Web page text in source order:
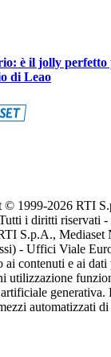
è il jolly
di Leao
© 1999-2026 RTI
i diritti riservati -
S.p.A., Mediaset
- Uffici Viale
ai contenuti e ai dati
utilizzazione
generativa.
automatizzati di